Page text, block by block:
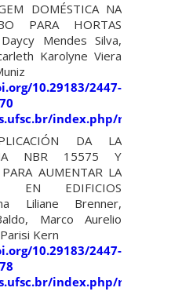
DOMÉSTICA NA
PARA HORTAS
Mendes Silva,
Karolyne Viera
10.29183/2447-
index.php/
DA LA
NBR 15575 Y
AUMENTAR LA
EN EDIFICIOS
Liliane Brenner,
Marco Aurelio
Kern
10.29183/2447-
index.php/